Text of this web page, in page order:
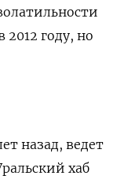
2012 году, но
назад, ведет
хаб